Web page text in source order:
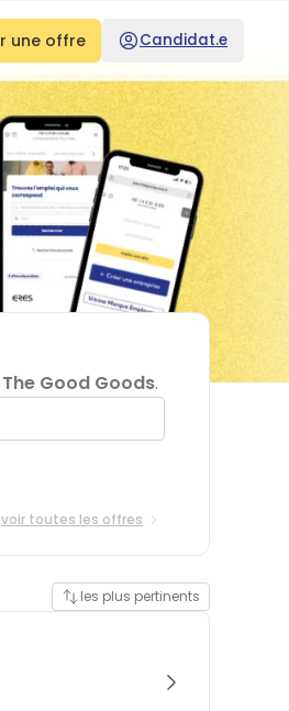
une offre Candidat.e
The Good Goods.
voir toutes les offres
les plus pertinents